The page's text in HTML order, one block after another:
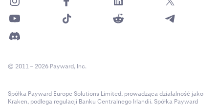
© 2011 – 2026 Payward, Inc.
Spółka Payward Europe Solutions Limited, prowadząca działalność jako
Kraken, podlega regulacji Banku Centralnego Irlandii. Spółka Payward